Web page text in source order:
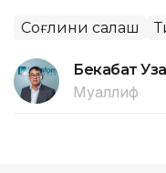
Соғлиқни сақлаш
Бекабат
Муаллиф